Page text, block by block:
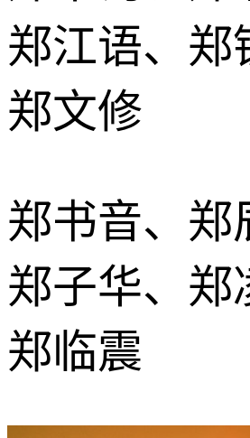
郑江语、郑
郑文修
郑书音、郑
郑子华、郑
郑临震